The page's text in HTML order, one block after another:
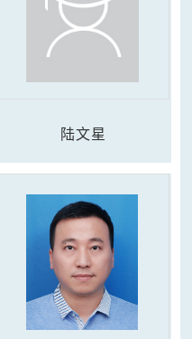
陆文星